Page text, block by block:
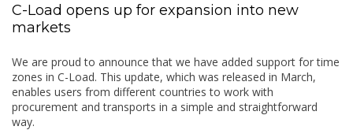
C-Load opens up for expansion into new
markets
We are proud to announce that we have added support for time
zones in C-Load. This update, which was released in March,
enables users from different countries to work with
procurement and transports in a simple and straightforward
way.